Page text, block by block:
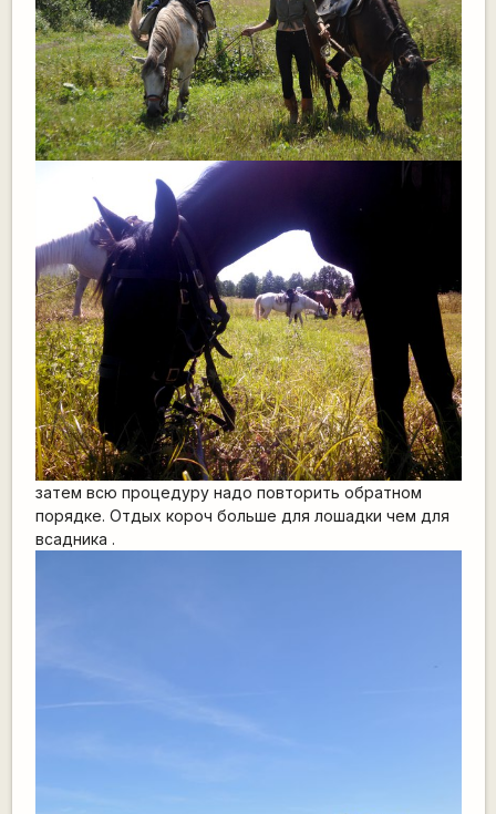
затем всю процедуру надо повторить обратном
порядке. Отдых короч больше для лошадки чем для
всадника .